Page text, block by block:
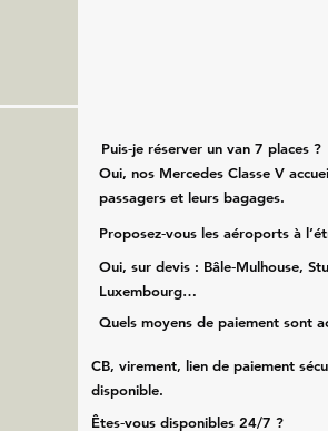
Puis‑je réserver un van 7 places ?
Oui, nos Mercedes Classe V
passagers et leurs bagages.
Proposez‑vous les aéroports à
Oui, sur devis : Bâle‑Mulhouse,
Luxembourg…
Quels moyens de paiement sont
CB, virement, lien de paiement
disponible.
Êtes‑vous disponibles 24/7 ?